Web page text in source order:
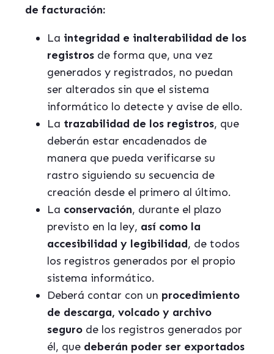
de facturación:
La integridad e inalterabilidad de los
registros de forma que, una vez
generados y registrados, no puedan
ser alterados sin que el sistema
informático lo detecte y avise de ello.
La trazabilidad de los registros, que
deberán estar encadenados de
manera que pueda verificarse su
rastro siguiendo su secuencia de
creación desde el primero al último.
La conservación, durante el plazo
previsto en la ley, así como la
accesibilidad y legibilidad, de todos
los registros generados por el propio
sistema informático.
Deberá contar con un procedimiento
de descarga, volcado y archivo
seguro de los registros generados por
él, que deberán poder ser exportados